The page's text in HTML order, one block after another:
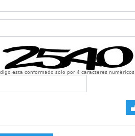
esta conformado solo por 4 caracteres numèricos